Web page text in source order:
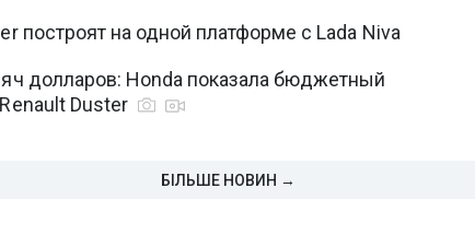
построят на одной платформе с Lada Niva
долларов: Honda показала бюджетный
Duster
БІЛЬШЕ НОВИН →